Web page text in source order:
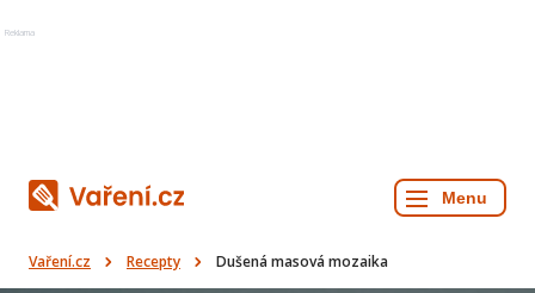
Reklama
Vaření.cz Recepty Dušená masová mozaika